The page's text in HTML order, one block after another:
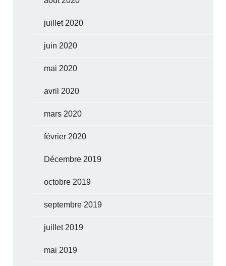
juillet 2020
juin 2020
mai 2020
avril 2020
mars 2020
février 2020
Décembre 2019
octobre 2019
septembre 2019
juillet 2019
mai 2019